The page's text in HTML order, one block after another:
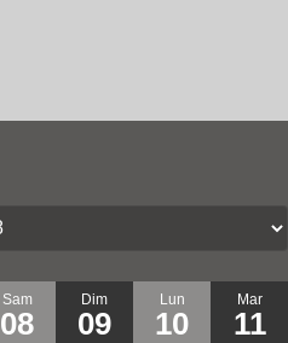
Sam
08
Dim
09
Lun
10
Mar
11